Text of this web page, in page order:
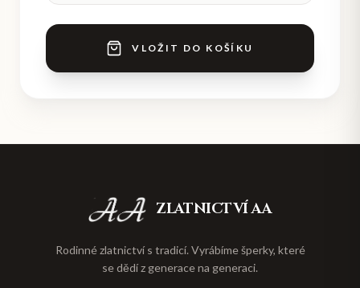
VLOŽIT DO KOŠÍKU
ZLATNICTVÍ AA
Rodinné zlatnictví s tradicí. Vyrábíme šperky, které
se dědí z generace na generaci.